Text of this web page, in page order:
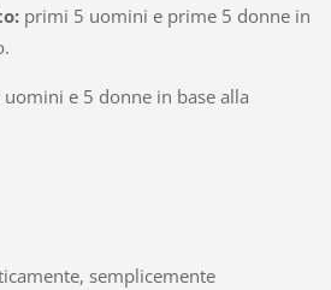
primi 5 uomini e prime 5 donne in
e 5 donne in base alla
semplicemente